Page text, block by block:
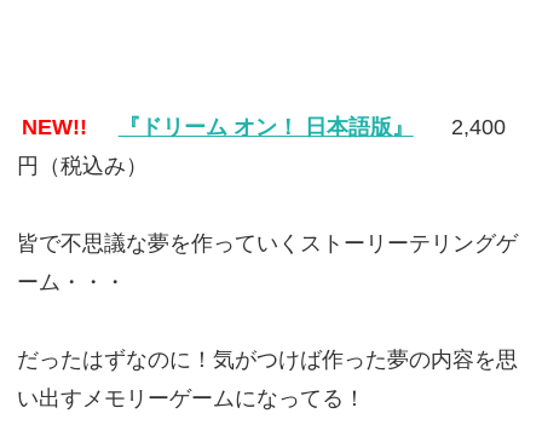
NEW!! 『ドリーム オン！ 日本語版』
2,400
円（税込み）
皆で不思議な夢を作っていくストーリーテリングゲ
ーム・・・
だったはずなのに！気がつけば作った夢の内容を思
い出すメモリーゲームになってる！